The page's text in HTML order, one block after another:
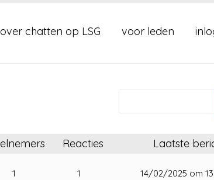
over chatten op LSG voor leden
Reacties Laatste
1 1
14/02/2025 om